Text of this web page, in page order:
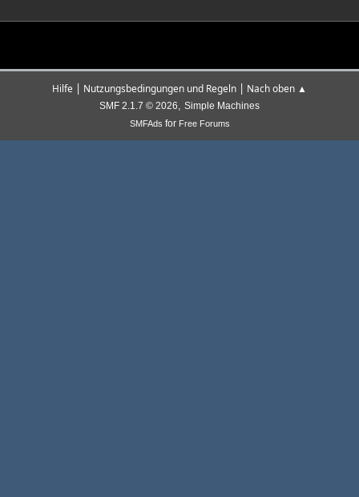
Hilfe | Nutzungsbedingungen und Regeln | Nach oben ▲
SMF 2.1.7 © 2026, Simple Machines
SMFAds for Free Forums